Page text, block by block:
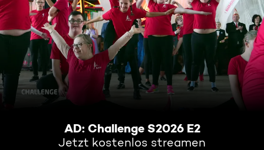
AD: Challenge S2026 E2
Jetzt kostenlos streamen